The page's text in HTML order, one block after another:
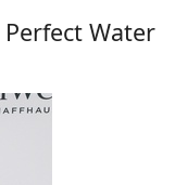
Water